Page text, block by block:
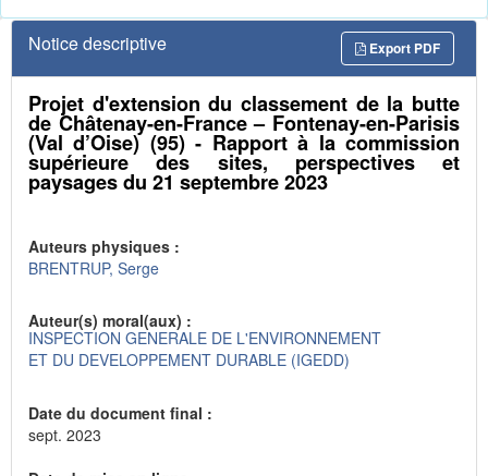
Notice descriptive Export PDF
Projet d'extension du classement de la butte
de Châtenay-en-France – Fontenay-en-Parisis
(Val d’Oise) (95) - Rapport à la commission
supérieure des sites, perspectives et
paysages du 21 septembre 2023
Auteurs physiques :
BRENTRUP, Serge
Auteur(s) moral(aux) :
INSPECTION GENERALE DE L'ENVIRONNEMENT
ET DU DEVELOPPEMENT DURABLE (IGEDD)
Date du document final :
sept. 2023